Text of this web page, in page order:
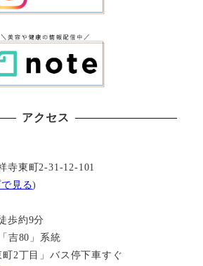
アクセス
寺東町2-31-12-101
見る)
歩約9分
吉80」系統
町2丁目」バス停下車すぐ